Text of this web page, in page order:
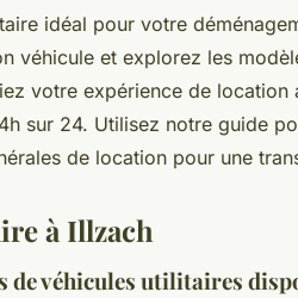
: trouvez
idéal pour votre
véhicule et explorez les
votre expérience de
sur 24. Utilisez notre guide
de location pour une
à Illzach
de véhicules utilitaires